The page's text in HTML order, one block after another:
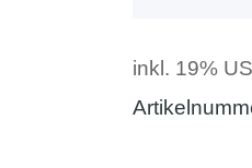
inkl. 19%